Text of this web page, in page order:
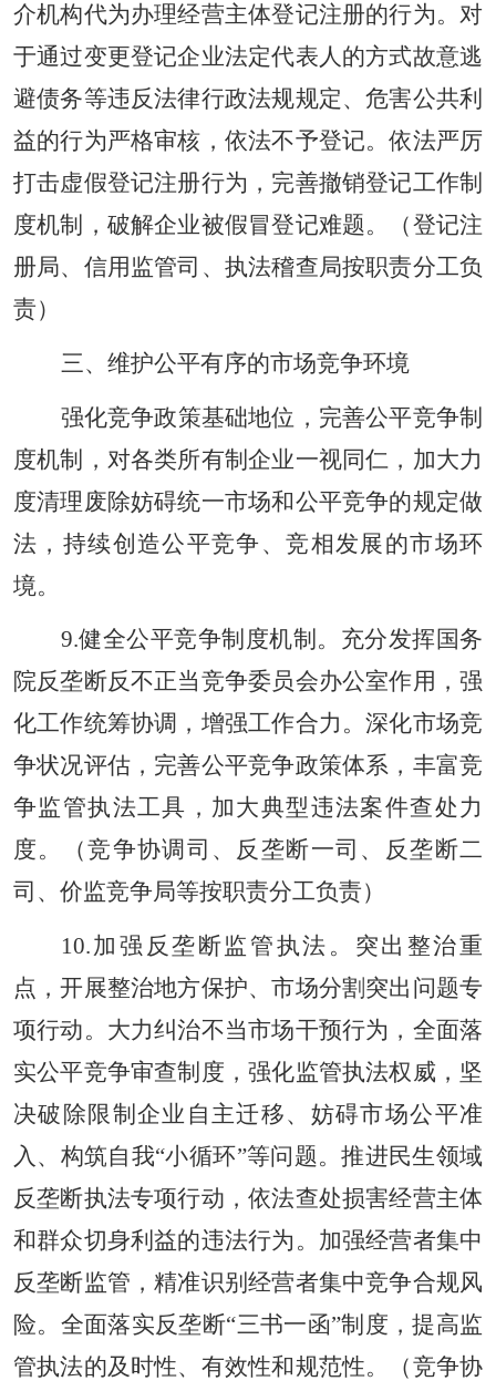
介机构代为办理经营主体登记注册的行为。对
于通过变更登记企业法定代表人的方式故意逃
避债务等违反法律行政法规规定、危害公共利
益的行为严格审核，依法不予登记。依法严厉
打击虚假登记注册行为，完善撤销登记工作制
度机制，破解企业被假冒登记难题。（登记注
册局、信用监管司、执法稽查局按职责分工负
责）
三、维护公平有序的市场竞争环境
强化竞争政策基础地位，完善公平竞争制
度机制，对各类所有制企业一视同仁，加大力
度清理废除妨碍统一市场和公平竞争的规定做
法，持续创造公平竞争、竞相发展的市场环
境。
9.健全公平竞争制度机制。充分发挥国务
院反垄断反不正当竞争委员会办公室作用，强
化工作统筹协调，增强工作合力。深化市场竞
争状况评估，完善公平竞争政策体系，丰富竞
争监管执法工具，加大典型违法案件查处力
度。（竞争协调司、反垄断一司、反垄断二
司、价监竞争局等按职责分工负责）
10.加强反垄断监管执法。突出整治重
点，开展整治地方保护、市场分割突出问题专
项行动。大力纠治不当市场干预行为，全面落
实公平竞争审查制度，强化监管执法权威，坚
决破除限制企业自主迁移、妨碍市场公平准
入、构筑自我“小循环”等问题。推进民生领域
反垄断执法专项行动，依法查处损害经营主体
和群众切身利益的违法行为。加强经营者集中
反垄断监管，精准识别经营者集中竞争合规风
险。全面落实反垄断“三书一函”制度，提高监
管执法的及时性、有效性和规范性。（竞争协